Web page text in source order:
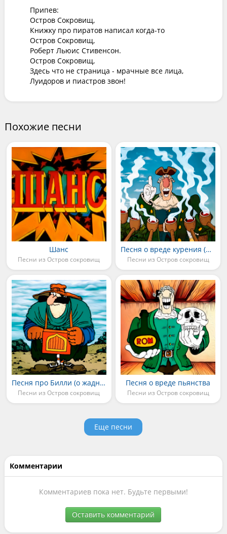
Припев:
Остров Сокровищ,
Книжку про пиратов написал когда-то
Остров Сокровищ,
Роберт Льюис Стивенсон.
Остров Сокровищ,
Здесь что не страница - мрачные все лица,
Луидоров и пиастров звон!
Похожие песни
Шанс
Песни из Остров сокровищ
Песня о вреде курения (Колумб)
Песни из Остров сокровищ
Песня про Билли (о жадности)
Песни из Остров сокровищ
Песня о вреде пьянства
Песни из Остров сокровищ
Еще песни
Комментарии
Комментариев пока нет. Будьте первыми!
Оставить комментарий